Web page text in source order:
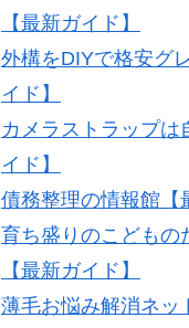
【最新ガイド】
外構をDIYで格安グ
イド】
カメラストラップ
イド】
債務整理の情報館【
育ち盛りのこどもの
【最新ガイド】
薄毛お悩み解消ネッ